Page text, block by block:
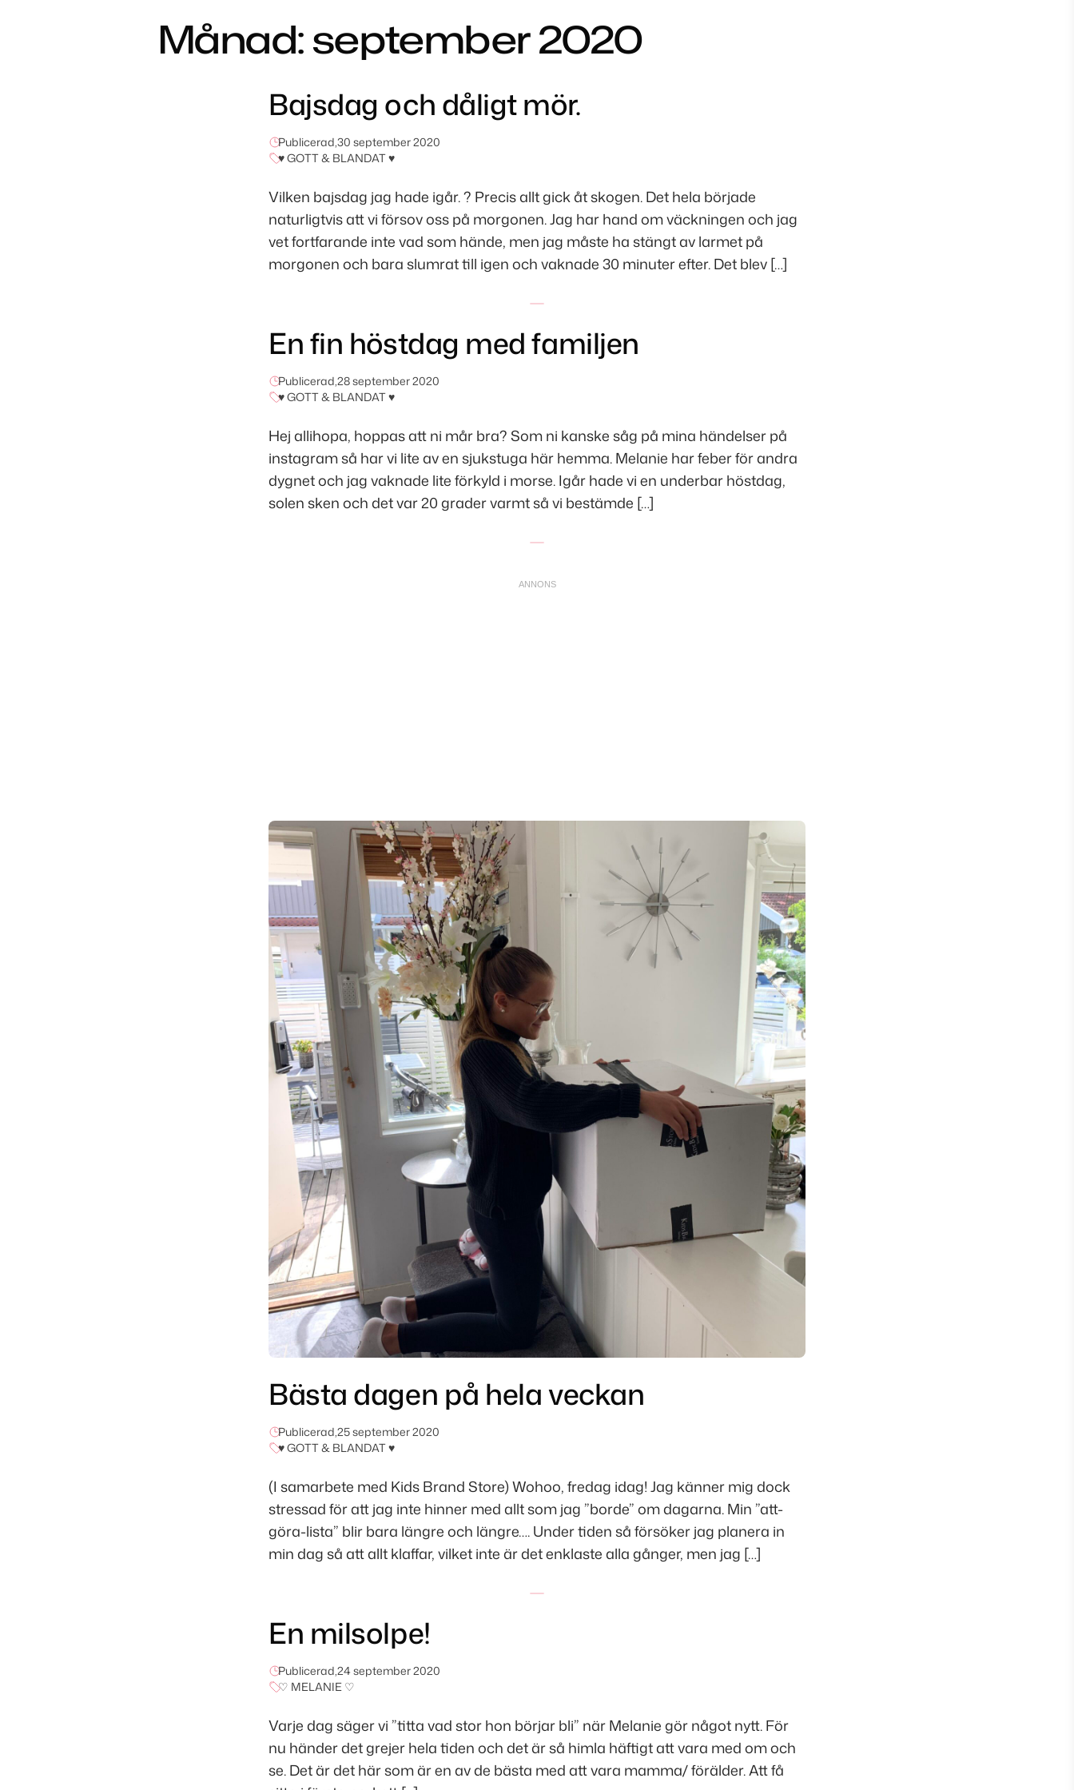
Månad:september 2020
Bajsdag och dåligt mör.
Publicerad,30 september 2020
♥ GOTT & BLANDAT ♥
Vilken bajsdag jag hade igår. ? Precis allt gick åt skogen. Det hela började
naturligtvis att vi försov oss på morgonen. Jag har hand om väckningen och jag
vet fortfarande inte vad som hände, men jag måste ha stängt av larmet på
morgonen och bara slumrat till igen och vaknade 30 minuter efter. Det blev […]
En fin höstdag med familjen
Publicerad,28 september 2020
♥ GOTT & BLANDAT ♥
Hej allihopa, hoppas att ni mår bra? Som ni kanske såg på mina händelser på
instagram så har vi lite av en sjukstuga här hemma. Melanie har feber för andra
dygnet och jag vaknade lite förkyld i morse. Igår hade vi en underbar höstdag,
solen sken och det var 20 grader varmt så vi bestämde […]
Bästa dagen på hela veckan
Publicerad,25 september 2020
♥ GOTT & BLANDAT ♥
(I samarbete med Kids Brand Store) Wohoo, fredag idag! Jag känner mig dock
stressad för att jag inte hinner med allt som jag ”borde” om dagarna. Min ”att-
göra-lista” blir bara längre och längre…. Under tiden så försöker jag planera in
min dag så att allt klaffar, vilket inte är det enklaste alla gånger, men jag […]
En milsolpe!
Publicerad,24 september 2020
♡ MELANIE ♡
Varje dag säger vi ”titta vad stor hon börjar bli” när Melanie gör något nytt. För
nu händer det grejer hela tiden och det är så himla häftigt att vara med om och
se. Det är det här som är en av de bästa med att vara mamma/ förälder. Att få